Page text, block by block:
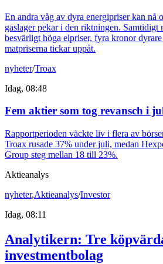
En andra våg av dyra energipriser kan nå
gaslager pekar i den riktningen. Samtidigt
besvärligt höga elpriser, fyra kronor
matpriserna tickar uppåt.
nyheter/Troax
Idag, 08:48
Fem aktier som tog revansch i
Rapportperioden väckte liv i flera av
Troax rusade 37% under juli, medan
Group steg mellan 18 till 23%.
Aktieanalys
nyheter,Aktieanalys/Investor
Idag, 08:11
Analytikern: Tre
investmentbolag